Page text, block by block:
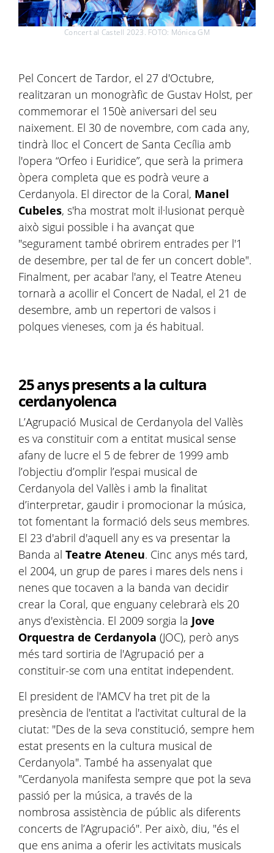
Concert al Castell 2023. FOTO: Mónica GM
Pel Concert de Tardor, el 27 d'Octubre,
realitzaran un monogràfic de Gustav Holst, per
commemorar el 150è aniversari del seu
naixement. El 30 de novembre, com cada any,
tindrà lloc el Concert de Santa Cecília amb
l'opera “Orfeo i Euridice”, que serà la primera
òpera completa que es podrà veure a
Cerdanyola. El director de la Coral, Manel
Cubeles, s'ha mostrat molt il·lusionat perquè
això sigui possible i ha avançat que
"segurament també obrirem entrades per l'1
de desembre, per tal de fer un concert doble".
Finalment, per acabar l'any, el Teatre Ateneu
tornarà a acollir el Concert de Nadal, el 21 de
desembre, amb un repertori de valsos i
polques vieneses, com ja és habitual.
25 anys presents a la cultura
cerdanyolenca
L’Agrupació Musical de Cerdanyola del Vallès
es va constituir com a entitat musical sense
afany de lucre el 5 de febrer de 1999 amb
l’objectiu d’omplir l’espai musical de
Cerdanyola del Vallès i amb la finalitat
d’interpretar, gaudir i promocionar la música,
tot fomentant la formació dels seus membres.
El 23 d'abril d'aquell any es va presentar la
Banda al Teatre Ateneu. Cinc anys més tard,
el 2004, un grup de pares i mares dels nens i
nenes que tocaven a la banda van decidir
crear la Coral, que enguany celebrarà els 20
anys d'existència. El 2009 sorgia la Jove
Orquestra de Cerdanyola (JOC), però anys
més tard sortiria de l'Agrupació per a
constituir-se com una entitat independent.
El president de l'AMCV ha tret pit de la
presència de l'entitat a l'activitat cultural de la
ciutat: "Des de la seva constitució, sempre hem
estat presents en la cultura musical de
Cerdanyola". També ha assenyalat que
"Cerdanyola manifesta sempre que pot la seva
passió per la música, a través de la
nombrosa assistència de públic als diferents
concerts de l’Agrupació". Per això, diu, "és el
que ens anima a oferir les activitats musicals